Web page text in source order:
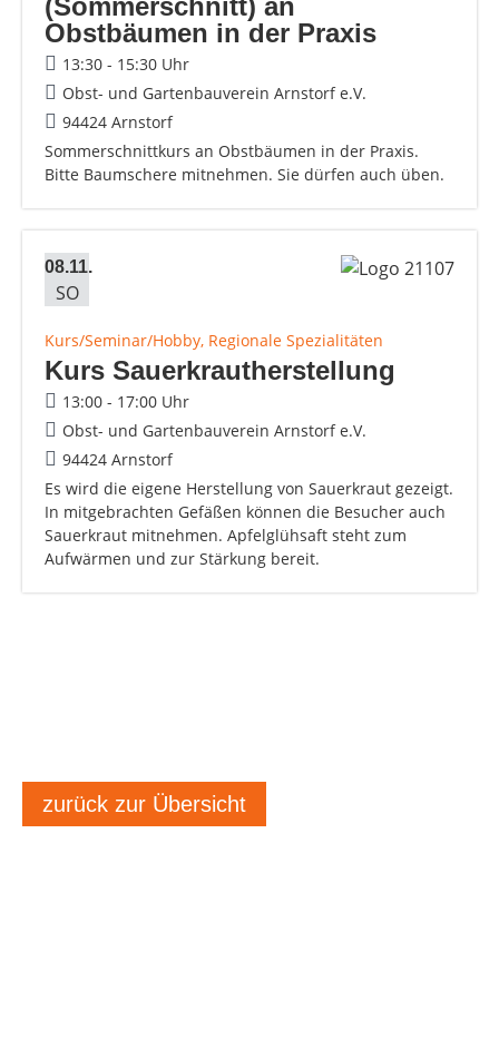
(Sommerschnitt) an
Obstbäumen in der Praxis
13:30 - 15:30 Uhr
Obst- und Gartenbauverein Arnstorf e.V.
94424 Arnstorf
Sommerschnittkurs an Obstbäumen in der Praxis.
Bitte Baumschere mitnehmen. Sie dürfen auch üben.
08.11.
SO
Kurs/Seminar/Hobby, Regionale Spezialitäten
Kurs Sauerkrautherstellung
13:00 - 17:00 Uhr
Obst- und Gartenbauverein Arnstorf e.V.
94424 Arnstorf
Es wird die eigene Herstellung von Sauerkraut gezeigt.
In mitgebrachten Gefäßen können die Besucher auch
Sauerkraut mitnehmen. Apfelglühsaft steht zum
Aufwärmen und zur Stärkung bereit.
zurück zur Übersicht